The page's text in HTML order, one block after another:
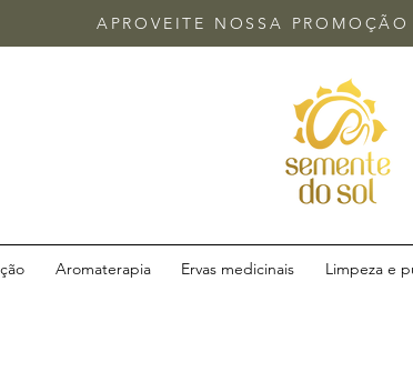
APROVEITE NOSSA
Aromaterapia Ervas medicinais Limpeza e